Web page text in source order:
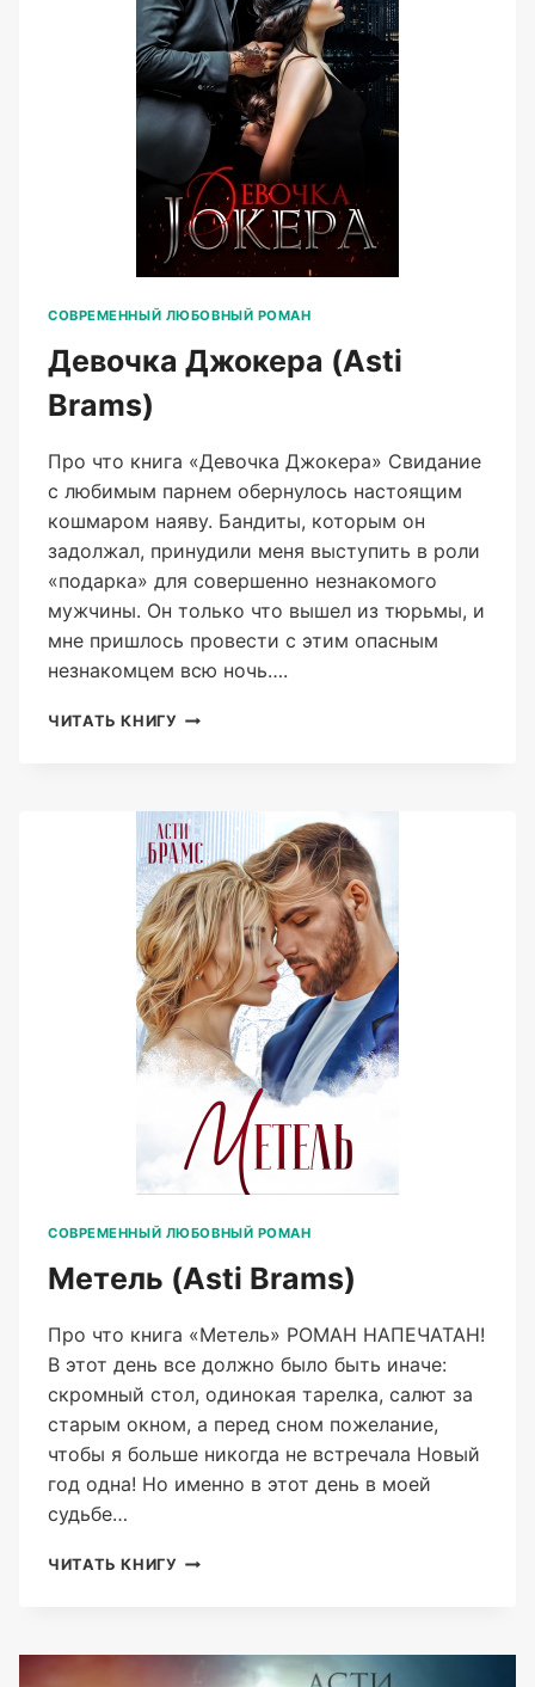
СОВРЕМЕННЫЙ ЛЮБОВНЫЙ РОМАН
Девочка Джокера (Asti
Brams)
Про что книга «Девочка Джокера» Свидание
с любимым парнем обернулось настоящим
кошмаром наяву. Бандиты, которым он
задолжал, принудили меня выступить в роли
«подарка» для совершенно незнакомого
мужчины. Он только что вышел из тюрьмы, и
мне пришлось провести с этим опасным
незнакомцем всю ночь….
ЧИТАТЬ КНИГУ ДЕВОЧКА
СОВРЕМЕННЫЙ ЛЮБОВНЫЙ РОМАН
Метель (Asti Brams)
Про что книга «Метель» РОМАН НАПЕЧАТАН!
В этот день все должно было быть иначе:
скромный стол, одинокая тарелка, салют за
старым окном, а перед сном пожелание,
чтобы я больше никогда не встречала Новый
год одна! Но именно в этот день в моей
судьбе…
ЧИТАТЬ КНИГУ МЕТЕЛЬ